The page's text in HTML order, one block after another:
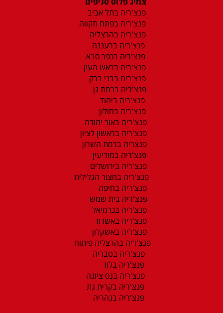
פנצ'ריה בתל אביב
פנצ'ריה בפתח תקווה
פנצ'ריה בהרצליה
פנצ'ריה ברעננה
פנצ'ריה בכפר סבא
פנצ'ריה בראש העין
פנצ'ריה בבני ברק
פנצ'ריה ברמת גן
פנצ'ריה ביהוד
פנצ'ריה בחולון
פנצ'ריה באור יהודה
פנצ'ריה בראשון לציון
פנצריה ברמת השרון
פנצ'ריה במודיעין
פנצ'ריה בירושלים
פנצ'ריה בחצור הגלילית
פנצ'ריה בחיפה
פנצ'ריה בית שמש
פנצ'ריה בכרמיאל
פנצ'ריה באשדוד
פנצ'ריה באשקלון
פנצ'ריה בהרצליה פיתוח
פנצ'ריה בטבריה
פנצ'ריה בלוד
פנצ'ריה בנס ציונה
פנצ'ריה בקרית גת
פנצ'ריה בנהריה